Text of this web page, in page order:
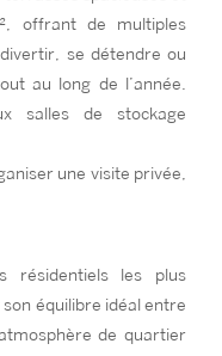
offrant de multiples
se détendre ou
au long de l’année.
salles de stockage
une visite privée,
résidentiels les plus
équilibre idéal entre
de quartier